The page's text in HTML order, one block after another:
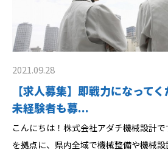
2021.09.28
【求人募集】即戦力になって
未経験者も募...
こんにちは！株式会社アダチ機械設計
を拠点に、県内全域で機械整備や機械設